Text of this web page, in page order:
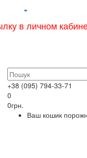
+38 (095) 794-33-71
0
0грн.
Ваш кошик